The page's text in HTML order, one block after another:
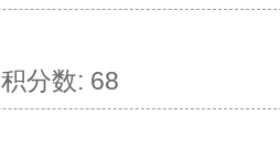
积分数: 68